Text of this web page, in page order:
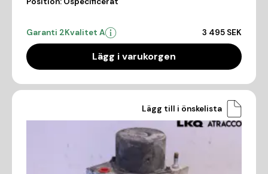
Garanti 2Kvalitet A 3 495 SEK
Lägg i varukorgen
Lägg till i önskelista